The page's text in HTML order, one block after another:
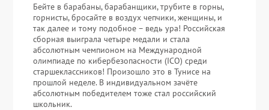
Бейте в барабаны, барабанщики, трубите в горны,
горнисты, бросайте в воздух чепчики, женщины, и
так далее и тому подобное – ведь ура! Российская
сборная выиграла четыре медали и стала
абсолютным чемпионом на Международной
олимпиаде по кибербезопасности (ICO) среди
старшеклассников! Произошло это в Тунисе на
прошлой неделе. В индивидуальном зачёте
абсолютным победителем тоже стал российский
школьник.